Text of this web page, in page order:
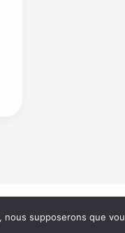
Droit
supposerons que